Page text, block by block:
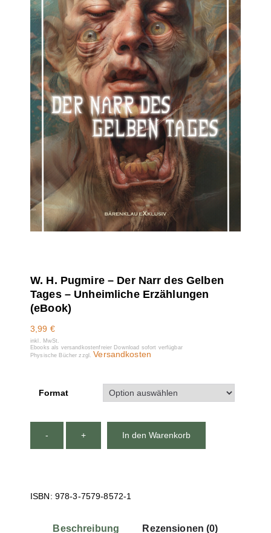
W. H. Pugmire – Der Narr des Gelben
Tages – Unheimliche Erzählungen
(eBook)
3,99 €
inkl. MwSt.
Ebooks als versandkostenfreier Download sofort verfügbar
Physische Bücher zzgl. Versandkosten
Format
- + In den Warenkorb
ISBN: 978-3-7579-8572-1
Beschreibung Rezensionen (0)